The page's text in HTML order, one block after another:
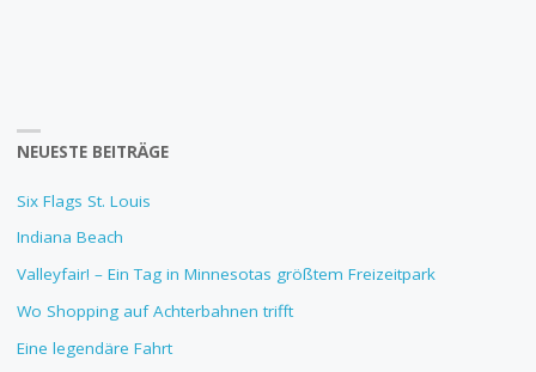
NEUESTE BEITRÄGE
Six Flags St. Louis
Indiana Beach
Valleyfair! – Ein Tag in Minnesotas größtem Freizeitpark
Wo Shopping auf Achterbahnen trifft
Eine legendäre Fahrt